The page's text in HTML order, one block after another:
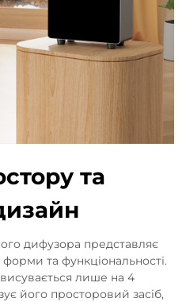
та
дифузора представляє
та функціональності.
лише на 4
його просторовий засіб,